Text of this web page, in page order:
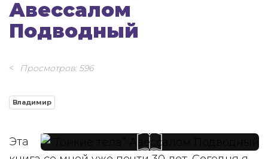
Авессалом
Подводный
Просмотров: 596
Владимир
Эта